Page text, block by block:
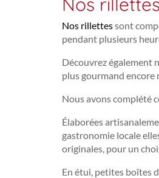
Nos rillettessont
pendant plusieurs
Découvrez également
plus gourmand encore
Nous avons complété
Élaborées
gastronomie locale
originales, pour un
En étui, petites boîtes